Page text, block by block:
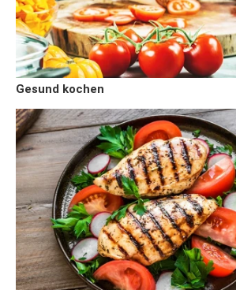
Gesund kochen